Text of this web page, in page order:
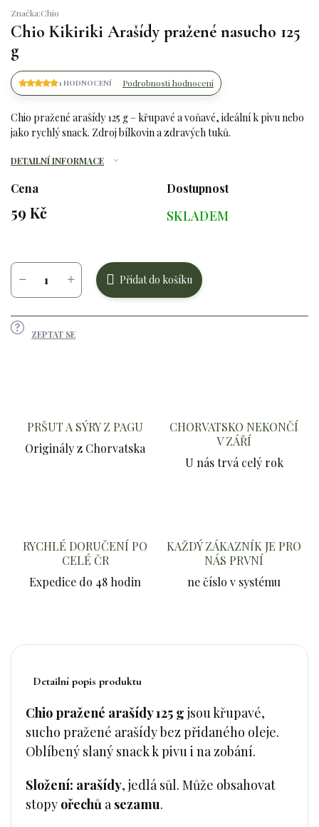
Značka:Chio
Chio Kikiriki Arašídy pražené nasucho 125
g
1 HODNOCENÍ Podrobnosti hodnocení
Chio pražené arašídy 125 g – křupavé a voňavé, ideální k pivu nebo
jako rychlý snack. Zdroj bílkovin a zdravých tuků.
DETAILNÍ INFORMACE
Cena
59 Kč
Dostupnost
SKLADEM
Přidat do košíku
ZEPTAT SE
PRŠUT A SÝRY Z PAGU
Originály z Chorvatska
CHORVATSKO NEKONČÍ
V ZÁŘÍ
U nás trvá celý rok
RYCHLÉ DORUČENÍ PO
CELÉ ČR
Expedice do 48 hodin
KAŽDÝ ZÁKAZNÍK JE PRO
NÁS PRVNÍ
ne číslo v systému
Detailní popis produktu
Chio pražené arašídy 125 g jsou křupavé,
sucho pražené arašídy bez přidaného oleje.
Oblíbený slaný snack k pivu i na zobání.
Složení: arašídy, jedlá sůl. Může obsahovat
stopy ořechů a sezamu.